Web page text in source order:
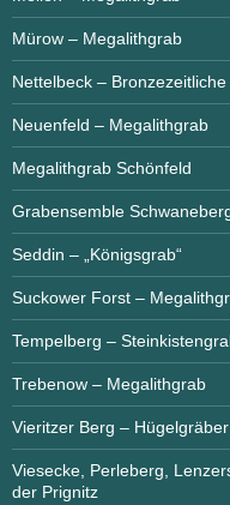
Mürow – Megalithgrab
Nettelbeck –
Neuenfeld – Megalithgrab
Megalithgrab Schönfeld
Grabensemble
Seddin – „Königsgrab“
Suckower Forst –
Tempelberg –
Trebenow – Megalithgrab
Vieritzer Berg – Hügelgräber
Viesecke, Perleberg,
der Prignitz